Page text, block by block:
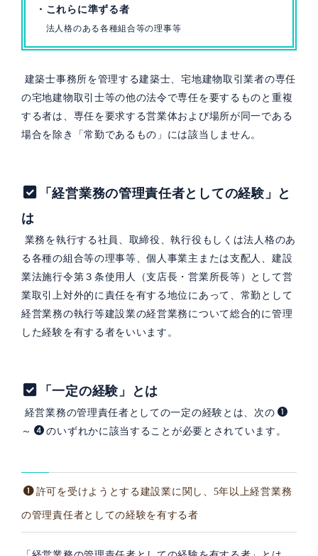
・これらに準ずる者
法人格のある各種組合等の理事等
建築士事務所を管理する建築士、宅地建物取引業者の専任
の宅地建物取引士等の他の法令で専任を要するものと重複
する者は、専任を要求する営業体および場所が同一である
場合を除き「常勤であるもの」には該当しません。
「経営業務の管理責任者としての経験」と
は
業務を執行する社員、取締役、執行役もしくは法人格のあ
る各種の組合等の理事等、個人事業主または支配人、建設
業法施行令第３条使用人（支店長・営業所長等）として営
業取引上対外的に責任を有する地位にあって、常勤として
経営業務の執行等建設業の経営業務について総合的に管理
した経験を有する者をいいます。
「一定の経験」とは
経営業務の管理責任者としての一定の経験とは、次の
～
のいずれかに該当することが必要とされています。
許可を受けようとする建設業に関し、5年以上経営業務
の管理責任者としての経験を有する者